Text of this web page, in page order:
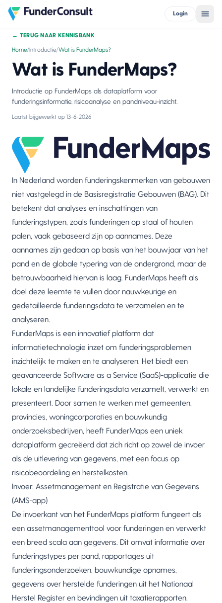
Login
← TERUG NAAR KENNISBANK
Home/Introductie/Wat is FunderMaps?
Wat is FunderMaps?
Introductie op FunderMaps als dataplatform voor
funderingsinformatie, risicoanalyse en pandniveau-inzicht.
Laatst bijgewerkt op 13-6-2026
In Nederland worden funderingskenmerken van gebouwen
niet vastgelegd in de Basisregistratie Gebouwen (BAG). Dit
betekent dat analyses en inschattingen van
funderingstypen, zoals funderingen op staal of houten
palen, vaak gebaseerd zijn op aannames. Deze
aannames zijn gedaan op basis van het bouwjaar van het
pand en de globale typering van de ondergrond, maar de
betrouwbaarheid hiervan is laag. FunderMaps heeft als
doel deze leemte te vullen door nauwkeurige en
gedetailleerde funderingsdata te verzamelen en te
analyseren.
FunderMaps is een innovatief platform dat
informatietechnologie inzet om funderingsproblemen
inzichtelijk te maken en te analyseren. Het biedt een
geavanceerde Software as a Service (SaaS)-applicatie die
lokale en landelijke funderingsdata verzamelt, verwerkt en
presenteert. Door samen te werken met gemeenten,
provincies, woningcorporaties en bouwkundig
onderzoeksbedrijven, heeft FunderMaps een uniek
dataplatform gecreëerd dat zich richt op zowel de invoer
als de uitlevering van gegevens, met een focus op
risicobeoordeling en herstelkosten.
Invoer: Assetmanagement en Registratie van Gegevens
(AMS-app)
De invoerkant van het FunderMaps platform fungeert als
een assetmanagementtool voor funderingen en verwerkt
een breed scala aan gegevens. Dit omvat informatie over
funderingstypes per pand, rapportages uit
funderingsonderzoeken, bouwkundige opnames,
gegevens over herstelde funderingen uit het Nationaal
Herstel Register en bevindingen uit taxatierapporten.